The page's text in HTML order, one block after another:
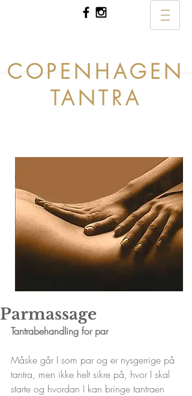
COPENHAGEN
TANTRA
Parmassage
Tantrabehandling for par
Måske går I som par og er nysgerrige på
tantra, men ikke helt sikre på, hvor I skal
starte og hvordan I kan bringe tantraen